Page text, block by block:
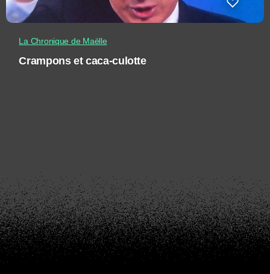
La Chronique de Maëlle
Crampons et caca-culotte